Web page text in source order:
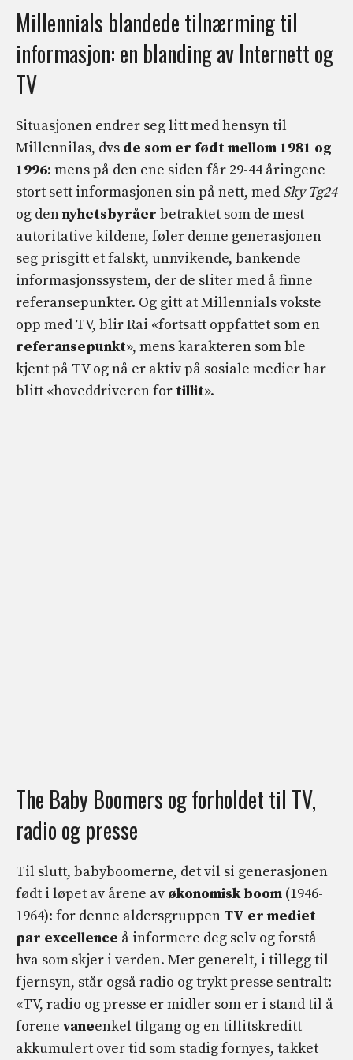
Millennials blandede tilnærming til
informasjon: en blanding av Internett og
TV
Situasjonen endrer seg litt med hensyn til
Millennilas, dvs de som er født mellom 1981 og
1996: mens på den ene siden får 29-44 åringene
stort sett informasjonen sin på nett, med Sky Tg24
og dennyhetsbyråer betraktet som de mest
autoritative kildene, føler denne generasjonen
seg prisgitt et falskt, unnvikende, bankende
informasjonssystem, der de sliter med å finne
referansepunkter. Og gitt at Millennials vokste
opp med TV, blir Rai «fortsatt oppfattet som en
referansepunkt», mens karakteren som ble
kjent på TV og nå er aktiv på sosiale medier har
blitt «hoveddriveren for tillit».
The Baby Boomers og forholdet til TV,
radio og presse
Til slutt, babyboomerne, det vil si generasjonen
født i løpet av årene av økonomisk boom (1946-
1964): for denne aldersgruppen TV er mediet
par excellence å informere deg selv og forstå
hva som skjer i verden. Mer generelt, i tillegg til
fjernsyn, står også radio og trykt presse sentralt:
«TV, radio og presse er midler som er i stand til å
forene vaneenkel tilgang og en tillitskreditt
akkumulert over tid som stadig fornyes, takket